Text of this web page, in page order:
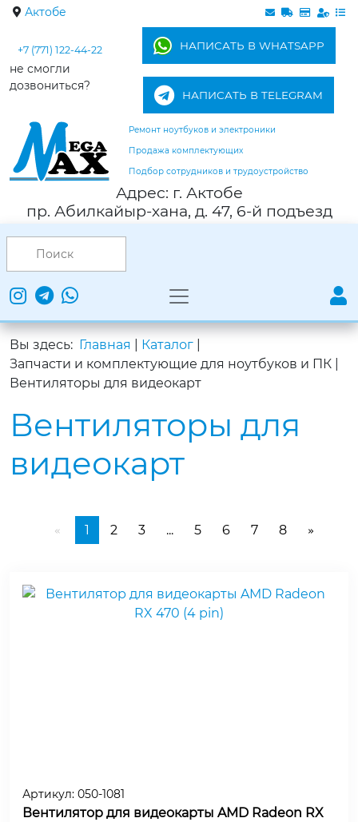
Актобе
+7 (771) 122-44-22
не смогли
дозвониться?
НАПИСАТЬ В WHATSAPP
НАПИСАТЬ В TELEGRAM
Ремонт ноутбуков и электроники
Продажа комплектующих
Подбор сотрудников и трудоустройство
Адрес: г. Актобе
пр. Абилкайыр-хана, д. 47, 6-й подъезд
Вы здесь: Главная Каталог
Запчасти и комплектующие для ноутбуков и ПК
Вентиляторы для видеокарт
Вентиляторы для
видеокарт
« 1 2 3 ... 5 6 7 8 »
Артикул: 050-1081
Вентилятор для видеокарты AMD Radeon RX